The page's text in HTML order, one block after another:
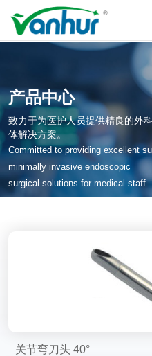
产品中心
致力于为医护人员提供精良的外
体解决方案。
Committed to providing excellent
minimally invasive endoscopic
surgical solutions for medical staff.
关节弯刀头 40°